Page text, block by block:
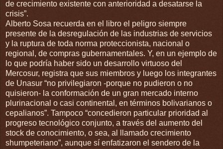
de crecimiento existente con anterioridad a desatarse la
crisis”.
Alberto Sosa recuerda en el libro el peligro siempre
presente de la desregulación de las industrias de servicios
y la ruptura de toda norma proteccionista, nacional o
regional, de compras gubernamentales. Y, en un ejemplo de
lo que podría haber sido un desarrollo virtuoso del
Mercosur, registra que sus miembros y luego los integrantes
de Unasur “no privilegiaron -porque no pudieron o no
quisieron- la conformación de un gran mercado interno
plurinacional o casi continental, en términos bolivarianos o
cepalianos”. Tampoco “concedieron particular prioridad al
progreso tecnológico conjunto, a través del aumento del
stock de conocimiento, o sea, al llamado crecimiento
shumpeteriano”, aunque sí enfatizaron el sendero de la